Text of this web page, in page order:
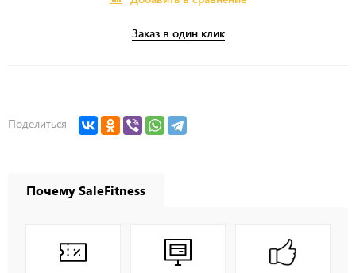
Заказ в один клик
Поделиться
Почему SaleFitness